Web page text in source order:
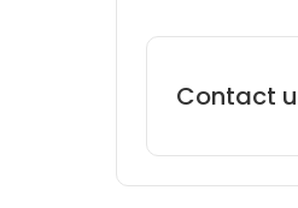
Contact